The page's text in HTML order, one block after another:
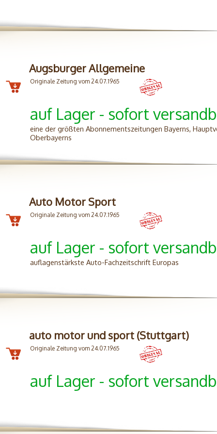
Augsburger Allgemeine
Originale Zeitung vom 24.07.1965
auf Lager - sofort
eine der größten Abonnementszeitungen Bayerns,
Oberbayerns
Auto Motor Sport
Originale Zeitung vom 24.07.1965
auf Lager - sofort
auflagenstärkste Auto-Fachzeitschrift Europas
auto motor und sport (Stuttgart)
Originale Zeitung vom 24.07.1965
auf Lager - sofort